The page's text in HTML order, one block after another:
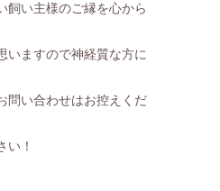
飼い主様のご縁を心から
いますので神経質な方に
問い合わせはお控えくだ
い！